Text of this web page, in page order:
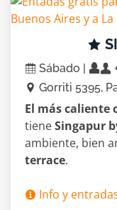
Sábado |
Gorriti 5395,
El más caliente
tieneSingapur
ambiente, bien
terrace.
Info y